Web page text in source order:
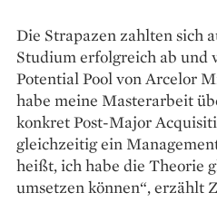
Die Strapazen zahlten sich
Studium erfolgreich ab und
Potential Pool von Arcelor
habe meine Master­arbeit
konkret Post-Major
gleichzeitig ein
heißt, ich habe die Theorie
umsetzen können“, erzählt